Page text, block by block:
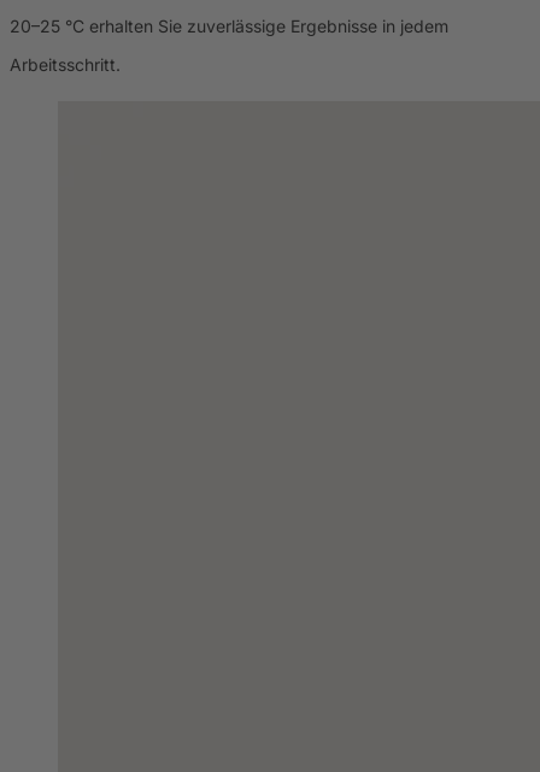
20–25 °C erhalten Sie zuverlässige Ergebnisse in jedem
Arbeitsschritt.